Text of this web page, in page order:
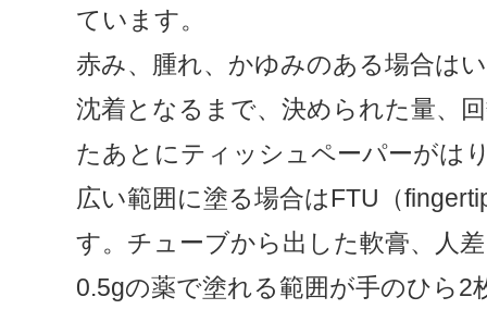
ています。
赤み、腫れ、かゆみのある場合は
沈着となるまで、決められた量、
たあとにティッシュペーパーがは
広い範囲に塗る場合はFTU（
す。チューブから出した軟膏、人
0.5gの薬で塗れる範囲が手のひら2